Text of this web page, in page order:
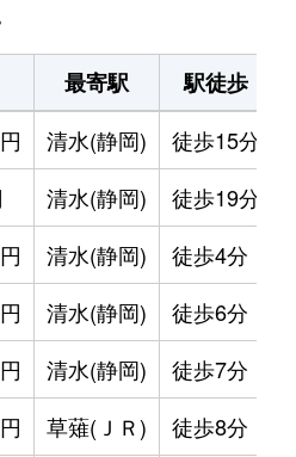
最寄駅 駅徒歩
清水(静岡) 徒歩15分
清水(静岡) 徒歩19分
清水(静岡) 徒歩4分
清水(静岡) 徒歩6分
清水(静岡) 徒歩7分
草薙(ＪＲ) 徒歩8分